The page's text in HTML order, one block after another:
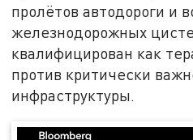
пролётов автодороги и
железнодорожных
квалифицирован как
против критически
инфраструктуры.